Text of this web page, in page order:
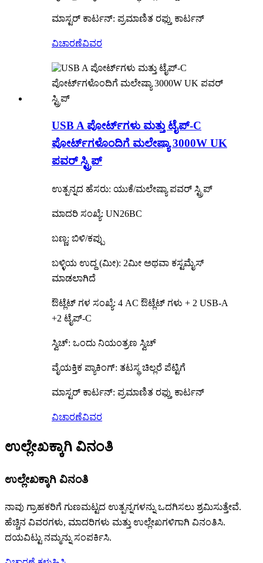
ಮಾಸ್ಟರ್ ಕಾರ್ಟನ್: ಪ್ರಮಾಣಿತ ರಫ್ತು ಕಾರ್ಟನ್
ವಿಚಾರಣೆವಿವರ
USB A ಪೋರ್ಟ್‌ಗಳು ಮತ್ತು ಟೈಪ್-C
ಪೋರ್ಟ್‌ಗಳೊಂದಿಗೆ ಮಲೇಷ್ಯಾ 3000W UK
ಪವರ್ ಸ್ಟ್ರಿಪ್
ಉತ್ಪನ್ನದ ಹೆಸರು: ಯುಕೆ/ಮಲೇಷ್ಯಾ ಪವರ್ ಸ್ಟ್ರಿಪ್
ಮಾದರಿ ಸಂಖ್ಯೆ: UN26BC
ಬಣ್ಣ: ಬಿಳಿ/ಕಪ್ಪು
ಬಳ್ಳಿಯ ಉದ್ದ (ಮೀ): 2ಮೀ ಅಥವಾ ಕಸ್ಟಮೈಸ್
ಮಾಡಲಾಗಿದೆ
ಔಟ್ಲೆಟ್ ಗಳ ಸಂಖ್ಯೆ: 4 AC ಔಟ್ಲೆಟ್ ಗಳು + 2 USB-A
+2 ಟೈಪ್-C
ಸ್ವಿಚ್: ಒಂದು ನಿಯಂತ್ರಣ ಸ್ವಿಚ್
ವೈಯಕ್ತಿಕ ಪ್ಯಾಕಿಂಗ್: ತಟಸ್ಥ ಚಿಲ್ಲರೆ ಪೆಟ್ಟಿಗೆ
ಮಾಸ್ಟರ್ ಕಾರ್ಟನ್: ಪ್ರಮಾಣಿತ ರಫ್ತು ಕಾರ್ಟನ್
ವಿಚಾರಣೆವಿವರ
ಉಲ್ಲೇಖಕ್ಕಾಗಿ ವಿನಂತಿ
ಉಲ್ಲೇಖಕ್ಕಾಗಿ ವಿನಂತಿ
ನಾವು ಗ್ರಾಹಕರಿಗೆ ಗುಣಮಟ್ಟದ ಉತ್ಪನ್ನಗಳನ್ನು ಒದಗಿಸಲು ಶ್ರಮಿಸುತ್ತೇವೆ.
ಹೆಚ್ಚಿನ ವಿವರಗಳು, ಮಾದರಿಗಳು ಮತ್ತು ಉಲ್ಲೇಖಗಳಿಗಾಗಿ ವಿನಂತಿಸಿ.
ದಯವಿಟ್ಟು ನಮ್ಮನ್ನು ಸಂಪರ್ಕಿಸಿ.